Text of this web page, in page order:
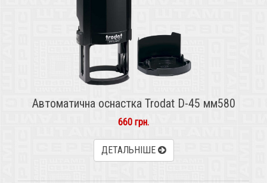
Автоматична оснастка Trodat D-45 мм580
660 грн.
ДЕТАЛЬНІШЕ